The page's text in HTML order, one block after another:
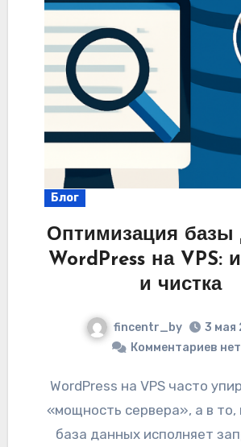
Блог
Оптимизация базы
WordPress на VPS:
и чистка
fincentr_by
3 мая
Комментариев нет
WordPress на VPS часто упирается не в
«мощность сервера», а в то,
база данных исполняет